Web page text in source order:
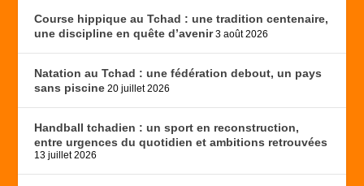
Course hippique au Tchad : une tradition centenaire,
une discipline en quête d’avenir 3 août 2026
Natation au Tchad : une fédération debout, un pays
sans piscine 20 juillet 2026
Handball tchadien : un sport en reconstruction,
entre urgences du quotidien et ambitions retrouvées
13 juillet 2026